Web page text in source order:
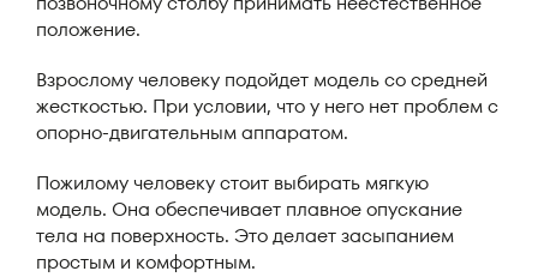
положение.
Взрослому человеку подойдет модель со средней
жесткостью. При условии, что у него нет проблем с
опорно-двигательным аппаратом.
Пожилому человеку стоит выбирать мягкую
модель. Она обеспечивает плавное опускание
тела на поверхность. Это делает засыпанием
простым и комфортным.